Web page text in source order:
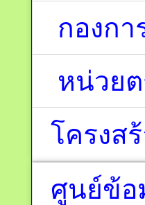
กองกา
หน่วย
โครงส
ศูนย์ข้อ